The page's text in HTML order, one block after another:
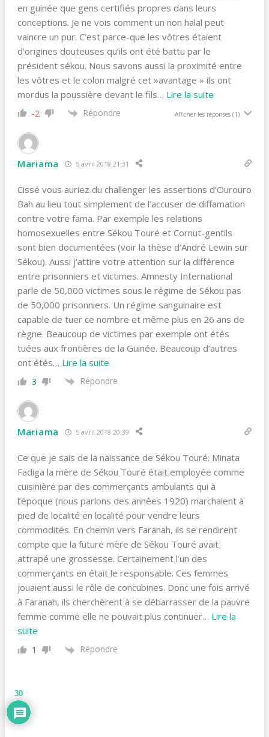
en guinée que gens certifiés propres dans leurs
conceptions. Je ne vois comment un non halal peut
vaincre un pur. C’est parce-que les vôtres étaient
d’origines douteuses qu’ils ont été battu par le
président sékou. Nous savons aussi la proximité entre
les vôtres et le colon malgré cet »avantage » ils ont
mordus la poussière devant le fils… Lire la suite
-2 Répondre Afficher les réponses (1)
Mariama 5 avril 2018 21:31
Cissé vous auriez du challenger les assertions d’Ourouro
Bah au lieu tout simplement de l’accuser de diffamation
contre votre fama. Par exemple les relations
homosexuelles entre Sékou Touré et Cornut-gentils
sont bien documentées (voir la thèse d’André Lewin sur
Sékou). Aussi j’attire votre attention sur la différence
entre prisonniers et victimes. Amnesty International
parle de 50,000 victimes sous le régime de Sékou pas
de 50,000 prisonniers. Un régime sanguinaire est
capable de tuer ce nombre et même plus en 26 ans de
règne. Beaucoup de victimes par exemple ont étés
tuées aux frontières de la Guinée. Beaucoup d’autres
ont étés… Lire la suite
3 Répondre
Mariama 5 avril 2018 20:39
Ce que je sais de la naissance de Sékou Touré: Minata
Fadiga la mère de Sékou Touré était employée comme
cuisinière par des commerçants ambulants qui à
l’époque (nous parlons des années 1920) marchaient à
pied de localité en localité pour vendre leurs
commodités. En chemin vers Faranah, ils se rendirent
compte que la future mère de Sékou Touré avait
attrapé une grossesse. Certainement l’un des
commerçants en était le responsable. Ces femmes
jouaient aussi le rôle de concubines. Donc une fois arrivé
à Faranah, ils cherchèrent à se débarrasser de la pauvre
femme comme elle ne pouvait plus continuer… Lire la
suite
1 Répondre
30